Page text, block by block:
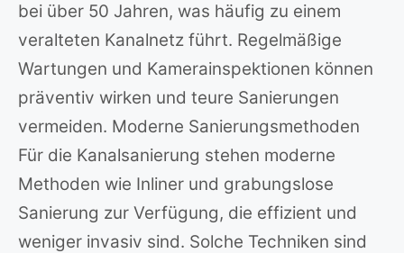
bei über 50 Jahren, was häufig zu einem
veralteten Kanalnetz führt. Regelmäßige
Wartungen und Kamerainspektionen können
präventiv wirken und teure Sanierungen
vermeiden. Moderne Sanierungsmethoden
Für die Kanalsanierung stehen moderne
Methoden wie Inliner und grabungslose
Sanierung zur Verfügung, die effizient und
weniger invasiv sind. Solche Techniken sind